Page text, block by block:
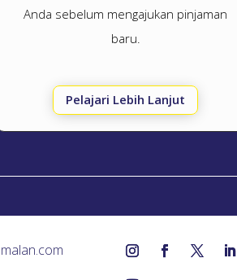
Anda sebelum mengajukan pinjaman
baru.
Pelajari Lebih Lanjut